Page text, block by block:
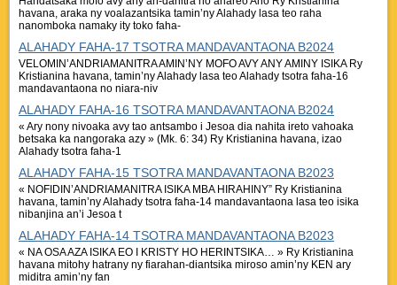
havana, araka ny voalazantsika tamin’ny Alahady lasa teo raha
nanomboka namaky ity toko faha-
ALAHADY FAHA-17 TSOTRA MANDAVANTAONA B2024
VELOMIN’ANDRIAMANITRA AMIN’NY MOFO AVY ANY AMINY ISIKA Ry
Kristianina havana, tamin’ny Alahady lasa teo Alahady tsotra faha-16
mandavantaona no niara-niv
ALAHADY FAHA-16 TSOTRA MANDAVANTAONA B2024
« Ary nony nivoaka avy tao antsambo i Jesoa dia nahita ireto vahoaka
betsaka ka nangoraka azy » (Mk. 6: 34) Ry Kristianina havana, izao
Alahady tsotra faha-1
ALAHADY FAHA-15 TSOTRA MANDAVANTAONA B2023
« NOFIDIN’ANDRIAMANITRA ISIKA MBA HIRAHINY” Ry Kristianina
havana, tamin’ny Alahady tsotra faha-14 mandavantaona lasa teo isika
nibanjina an’i Jesoa t
ALAHADY FAHA-14 TSOTRA MANDAVANTAONA B2023
« NA OSA AZA ISIKA EO I KRISTY HO HERINTSIKA… » Ry Kristianina
havana mitohy hatrany ny fiarahan-diantsika miroso amin’ny KEN ary
miditra amin’ny fan